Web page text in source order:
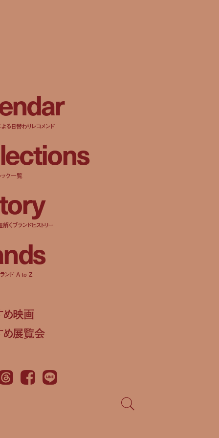
ndar
る日替わりレコメンド
ections
ック一覧
ory
くブランドヒストリー
nds
ランド A to Z
映画
展覧会
Facebook LINE